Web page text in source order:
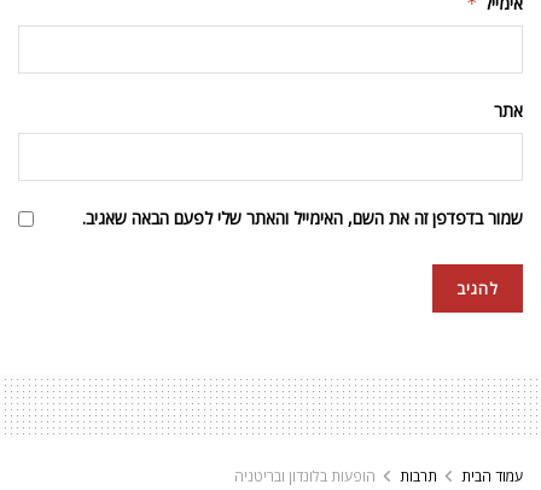
אתר
שמור בדפדפן זה את השם, האימייל והאתר שלי לפעם הבאה שאגיב.
עמוד הבית תרבות הופעות בלונדון ובריטניה